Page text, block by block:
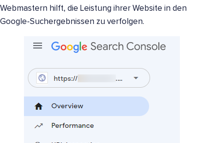
Webmastern hilft, die Leistung ihrer Website in den
Google-Suchergebnissen zu verfolgen.